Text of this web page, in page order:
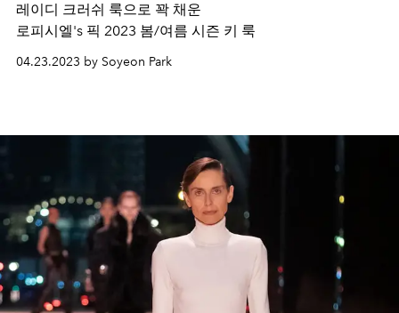
레이디 크러쉬 룩으로 꽉 채운
로피시엘's 픽 2023 봄/여름 시즌 키 룩
04.23.2023 by Soyeon Park